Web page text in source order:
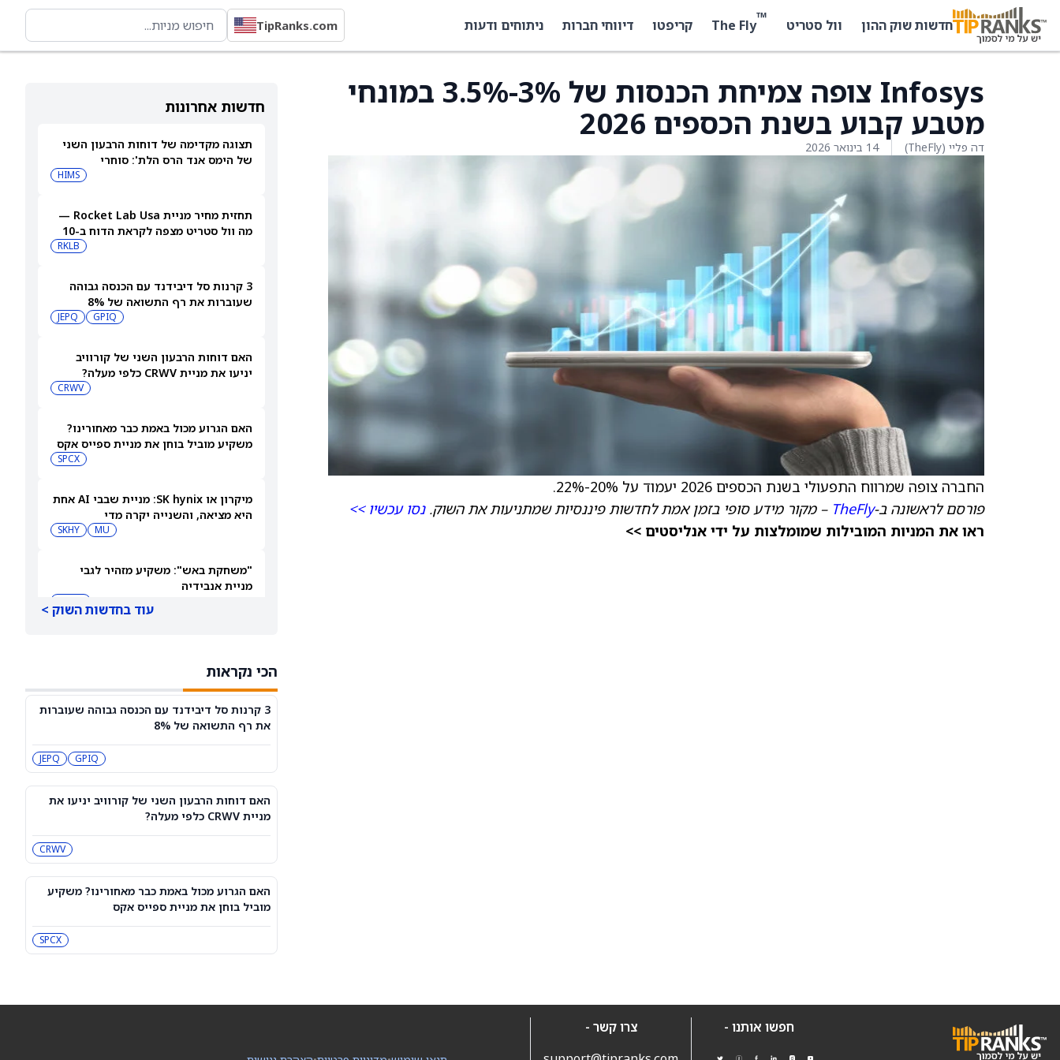
חדשות שוק ההון וול סטריט ™
The Fly קריפטו דיווחי חברות ניתוחים ודעות TipRanks.com
חדשות אחרונות
תצוגה מקדימה של דוחות הרבעון השני
של הימס אנד הרס הלת': סוחרי
האופציות נערכים לתנועה של 14.5%HIMS
תחזית מחיר מניית Rocket Lab Usa —
מה וול סטריט מצפה לקראת הדוח ב-10
RKLB
3 קרנות סל דיבידנד עם הכנסה גבוהה
שעוברות את רף התשואה של 8%
GPIQ
JEPQ
האם דוחות הרבעון השני של קורוויב
יניעו את מניית CRWV כלפי מעלה?
CRWV
האם הגרוע מכול באמת כבר מאחורינו?
משקיע מוביל בוחן את מניית ספייס אקס
SPCX
מיקרון או SK hynix: מניית שבבי AI אחת
היא מציאה, והשנייה יקרה מדי
MU
SKHY
"משחקת באש": משקיע מזהיר לגבי
מניית אנבידיה
עסקת קורסור של ספייס אקס בשווי 60
מיליארד דולר עשויה להיסגר כבר בשבוע
הבא… אבל המותג Cursor עלול להיעלם
SPCX
PC:CURSO
מניית מעקב? ג'פריס גרופ שוקלת את
הספקולציות על מיזוג בין SpaceX
לטסלה
3 תעודות הסל הטובות ביותר להשקעה,
VV
שוק המניות היום: SPY ו-QQQ עלו לאחר
שדוח תעסוקה מאכזב שינה את ציפיות
הריבית
DIA
QQQ
עוד בחדשות השוק >
הכי נקראות
3 קרנות סל דיבידנד עם הכנסה גבוהה שעוברות
את רף התשואה של 8%
GPIQ
JEPQ
האם דוחות הרבעון השני של קורוויב יניעו את
מניית CRWV כלפי מעלה?
CRWV
האם הגרוע מכול באמת כבר מאחורינו? משקיע
מוביל בוחן את מניית ספייס אקס
SPCX
Infosys צופה צמיחת הכנסות של 3%-3.5% במונחי
מטבע קבוע בשנת הכספים 2026
דה פליי (TheFly) 14 בינואר 2026
החברה צופה שמרווח התפעולי בשנת הכספים 2026 יעמוד על 20%-22%.
פורסם לראשונה ב-TheFly – מקור מידע סופי בזמן אמת לחדשות פיננסיות שמתניעות את השוק.נסו עכשיו >>
ראו את המניות המובילות שמומלצות על ידי אנליסטים >>
חפשו אותנו -
צרו קשר -